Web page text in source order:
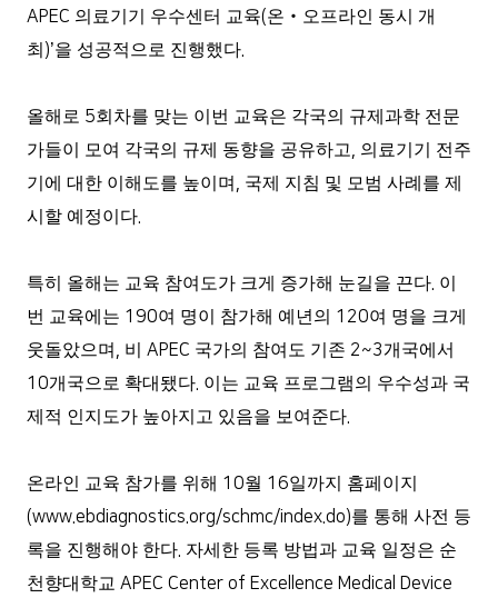
APEC 의료기기 우수센터 교육(온 ‧ 오프라인 동시 개
최 )’을 성공적으로 진행했다.
올해로 5회차를 맞는 이번 교육은 각국의 규제과학 전문
가들이 모여 각국의 규제 동향을 공유하고, 의료기기 전주
기에 대한 이해도를 높이며 , 국제 지침 및 모범 사례를 제
시할 예정이다.
특히 올해는 교육 참여도가 크게 증가해 눈길을 끈다. 이
번 교육에는 190여 명이 참가해 예년의 120여 명을 크게
웃돌았으며 , 비 APEC 국가의 참여도 기존 2~3개국에서
10개국으로 확대됐다. 이는 교육 프로그램의 우수성과 국
제적 인지도가 높아지고 있음을 보여준다.
온라인 교육 참가를 위해 10월 16일까지 홈페이지
(www.ebdiagnostics.org/schmc/index.do)를 통해 사전 등
록을 진행해야 한다. 자세한 등록 방법과 교육 일정은 순
천향대학교 APEC Center of Excellence Medical Device